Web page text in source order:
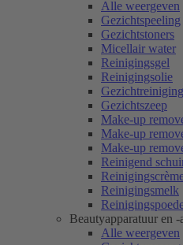
Alle weergeven
Gezichtspeeling
Gezichtstoners
Micellair water
Reinigingsgel
Reinigingsolie
Gezichtszeep
Make-up
Make-up
Make-up
Reinigend
Reinigingsmelk
Beautyapparatuur en -
Alle weergeven